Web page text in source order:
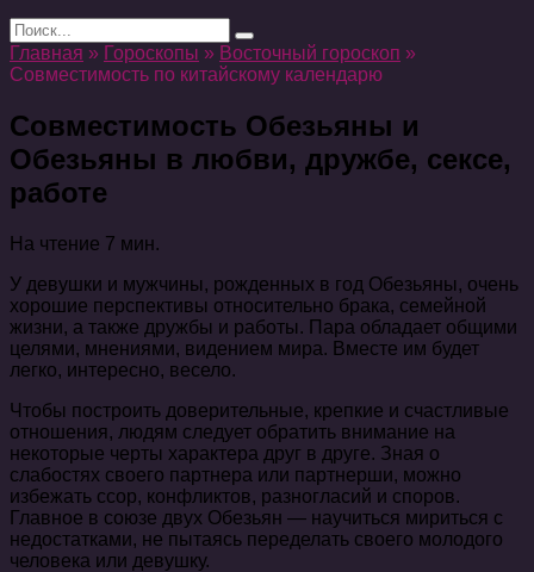
Search
for:
Главная » Гороскопы » Восточный гороскоп »
Совместимость по китайскому календарю
Совместимость Обезьяны и
Обезьяны в любви, дружбе, сексе,
работе
На чтение 7 мин.
У девушки и мужчины, рожденных в год Обезьяны, очень
хорошие перспективы относительно брака, семейной
жизни, а также дружбы и работы. Пара обладает общими
целями, мнениями, видением мира. Вместе им будет
легко, интересно, весело.
Чтобы построить доверительные, крепкие и счастливые
отношения, людям следует обратить внимание на
некоторые черты характера друг в друге. Зная о
слабостях своего партнера или партнерши, можно
избежать ссор, конфликтов, разногласий и споров.
Главное в союзе двух Обезьян — научиться мириться с
недостатками, не пытаясь переделать своего молодого
человека или девушку.